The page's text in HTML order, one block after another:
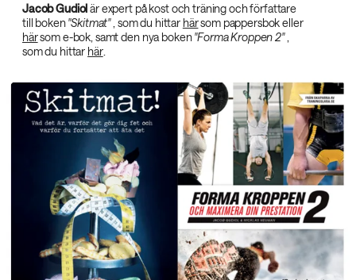
Jacob Gudiol‌är expert på kost och träning och författare
till boken"Skitmat"‌, som du hittar härsom pappersbok eller
härsom e-bok, samt den nya boken"Forma Kroppen 2"‌,
som du hittar här.